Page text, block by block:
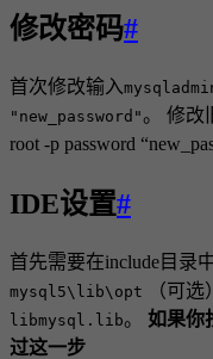
修改密码#
首次修改输入
"new_password"。 修改
root -p password
IDE设置#
首先需要在include目录
mysql5\lib\opt （可
libmysql.lib。 如果你
过这一步